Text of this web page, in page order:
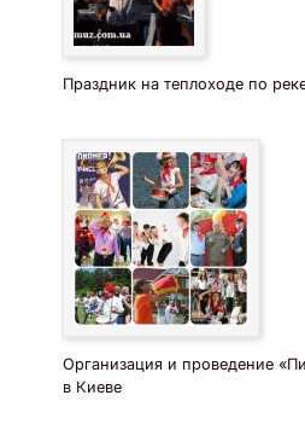
Праздник на теплоходе по
Организация и проведение
в Киеве